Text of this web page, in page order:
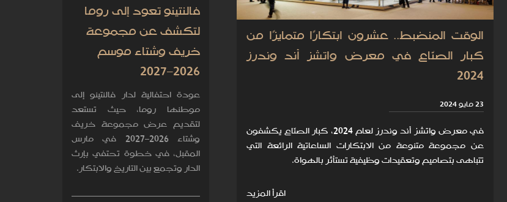
الوقت المنضبط.. عشرون ابتكارًا متمايزًا من
كبار الصنّاع في معرض واتشز أند وندرز
2024
23 مايو 2024
في معرض واتشز أند وندرز لعام 2024، كبار الصنّاع يكشفون
عن مجموعة متنوعة من الابتكارات الساعاتية الرائعة التي
تتباهى بتصاميم وتعقيدات وظيفية تستأثر بالهواة.
اقرأ المزيد
فالنتينو تعود إلى روما
لتكشف عن مجموعة
خريف وشتاء موسم
2026–2027
عودة احتفالية لدار فالنتينو إلى
موطنها روما، حيث تستعد
لتقديم عرض مجموعة خريف
وشتاء 2026–2027 في مارس
المقبل، في خطوة تحتفي بإرث
الدار وتجمع بين التاريخ والابتكار.